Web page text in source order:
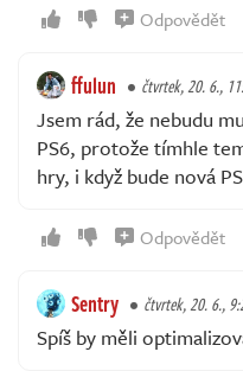
Odpovědět
ffulun čtvrtek, 20. 6.,
Jsem rád, že nebudu
PS6, protože tímhle
hry, i když bude nová
Odpovědět
Sentry čtvrtek, 20. 6.,
Spíš by měli